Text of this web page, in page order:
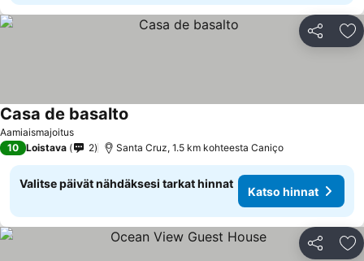
Jaa
Aamiaismajoitus
Casa de basalto
10 Loistava 2 Santa Cruz, 1.5 km kohteesta Caniço
Valitse päivät nähdäksesi tarkat hinnat
Katso hinnat
Jaa